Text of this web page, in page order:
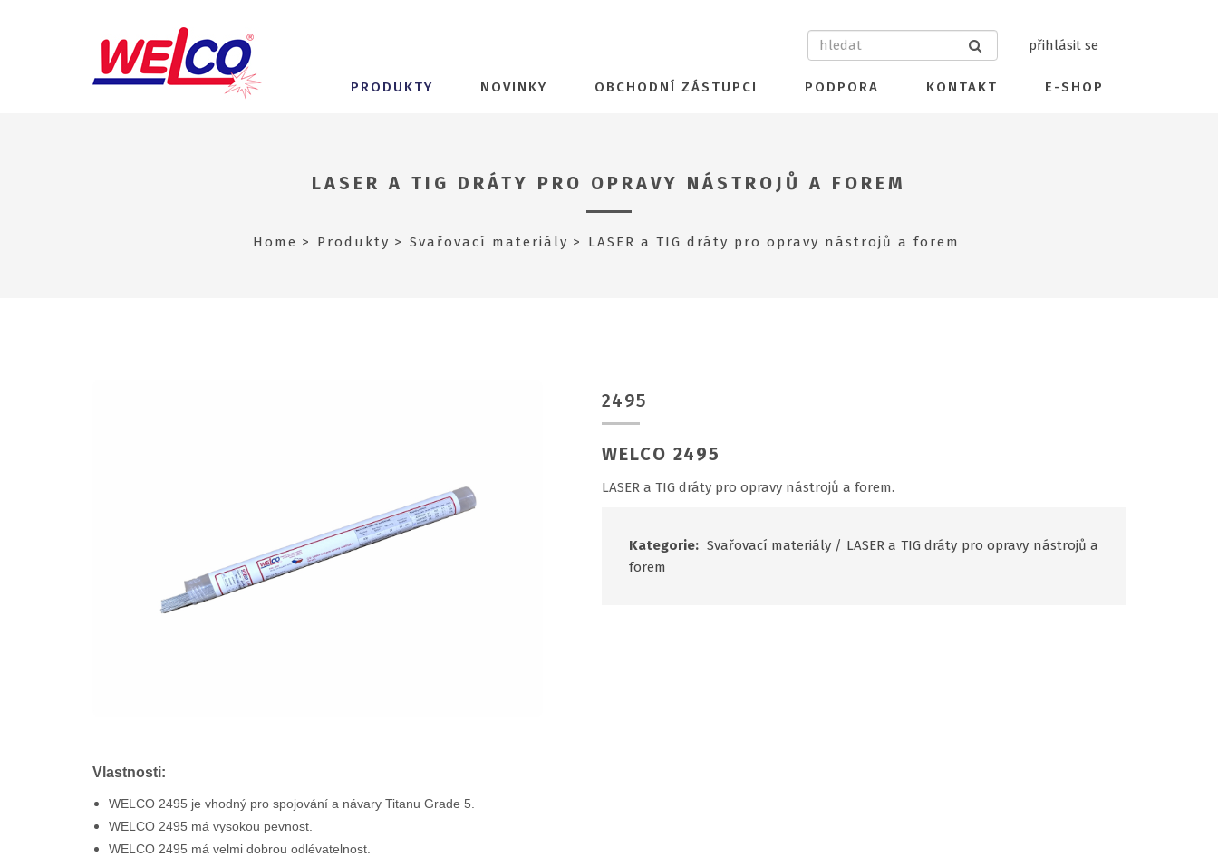
přihlásit se
PRODUKTY NOVINKY OBCHODNÍ ZÁSTUPCI PODPORA KONTAKT E-SHOP
LASER A TIG DRÁTY PRO OPRAVY NÁSTROJŮ A FOREM
Home Produkty Svařovací materiály LASER a TIG dráty pro opravy nástrojů a forem
2495
WELCO 2495
LASER a TIG dráty pro opravy nástrojů a forem.
Kategorie: Svařovací materiály/ LASER a TIG dráty pro opravy nástrojů a
forem
Vlastnosti:
WELCO 2495 je vhodný pro spojování a návary Titanu Grade 5.
WELCO 2495 má vysokou pevnost.
WELCO 2495 má velmi dobrou odlévatelnost.